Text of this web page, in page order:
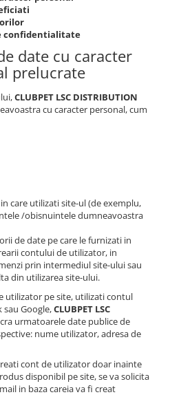
confidentialitate
date cu caracter
prelucrate
CLUBPET LSC DISTRIBUTION
cu caracter personal, cum
care utilizati site-ul (de exemplu,
/obisnuintele dumneavoastra
de date pe care le furnizati in
contului de utilizator, in
prin intermediul site-ului sau
din utilizarea site-ului.
utilizator pe site, utilizati contul
Google,CLUBPET LSC
urmatoarele date publice de
nume utilizator, adresa de
cont de utilizator doar inainte
disponibil pe site, se va solicita
in baza careia va fi creat